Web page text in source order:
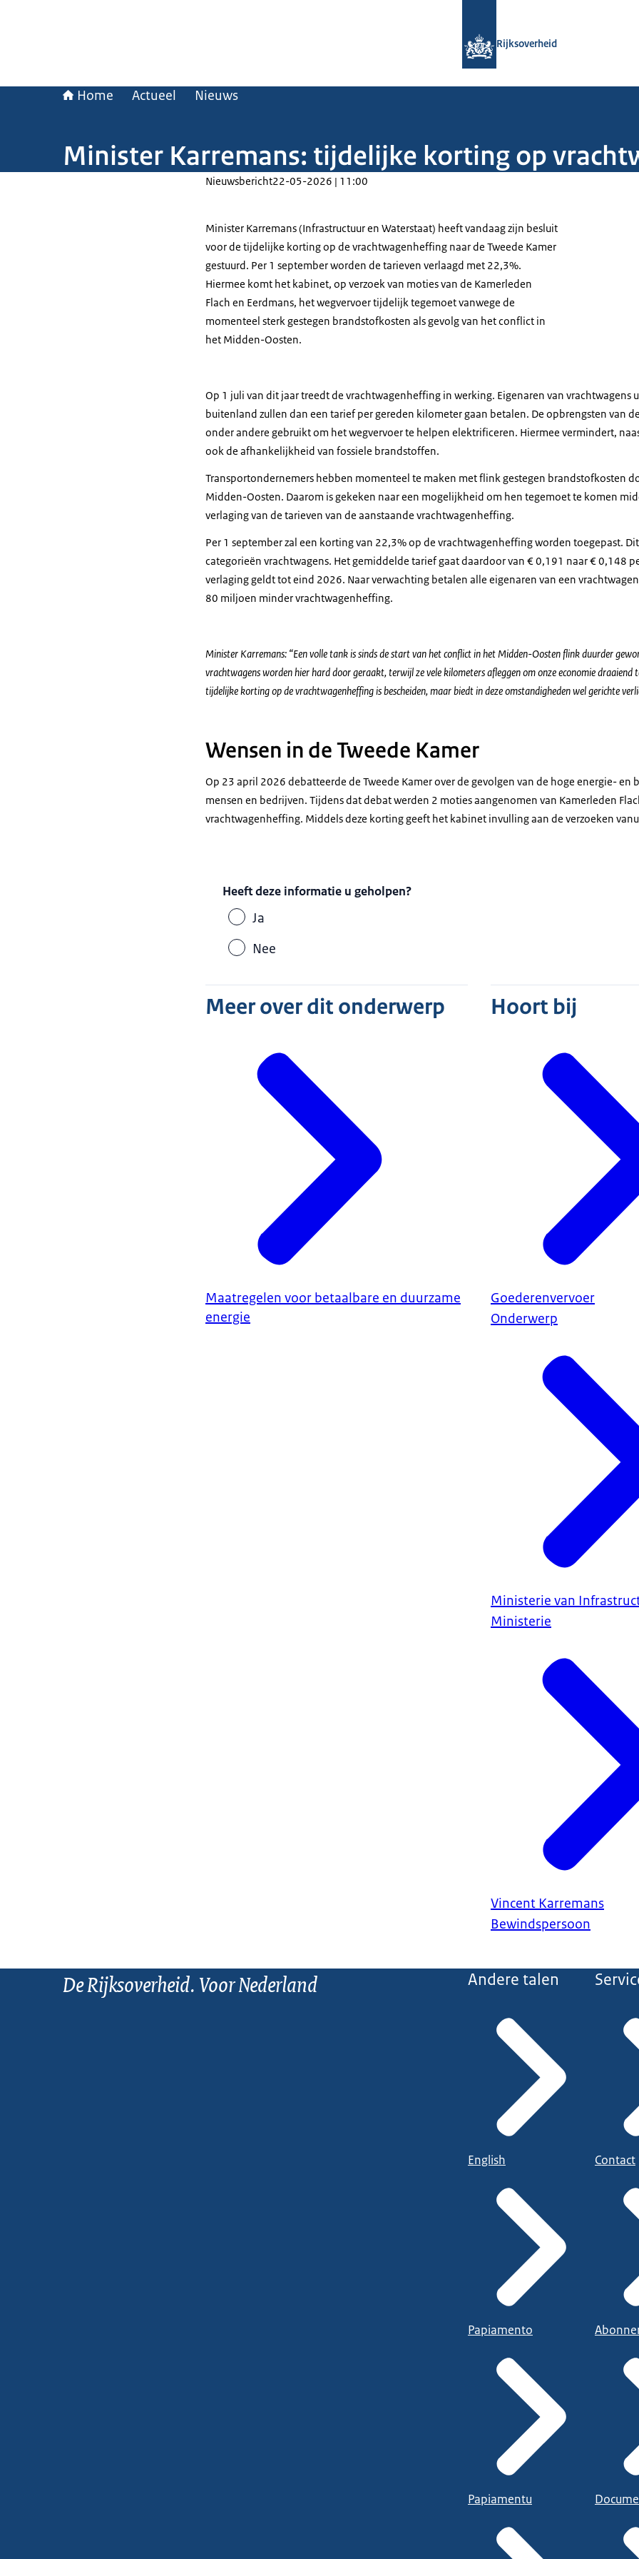
Rijksoverheid
Home Actueel Nieuws
Minister Karremans: tijdelijke korting op
Nieuwsbericht22-05-2026 | 11:00
Minister Karremans (Infrastructuur en Waterstaat) heeft vandaag zijn besluit
voor de tijdelijke korting op de vrachtwagenheffing naar de Tweede Kamer
gestuurd. Per 1 september worden de tarieven verlaagd met 22,3%.
Hiermee komt het kabinet, op verzoek van moties van de Kamerleden
Flach en Eerdmans, het wegvervoer tijdelijk tegemoet vanwege de
momenteel sterk gestegen brandstofkosten als gevolg van het conflict in
het Midden-Oosten.
Op 1 juli van dit jaar treedt de vrachtwagenheffing in werking. Eigenaren van vrachtwagens
buitenland zullen dan een tarief per gereden kilometer gaan betalen. De opbrengsten van
onder andere gebruikt om het wegvervoer te helpen elektrificeren. Hiermee vermindert,
ook de afhankelijkheid van fossiele brandstoffen.
Transportondernemers hebben momenteel te maken met flink gestegen brandstofkosten
Midden-Oosten. Daarom is gekeken naar een mogelijkheid om hen tegemoet te komen
verlaging van de tarieven van de aanstaande vrachtwagenheffing.
Per 1 september zal een korting van 22,3% op de vrachtwagenheffing worden toegepast.
categorieën vrachtwagens. Het gemiddelde tarief gaat daardoor van € 0,191 naar € 0,148
verlaging geldt tot eind 2026. Naar verwachting betalen alle eigenaren van een
80 miljoen minder vrachtwagenheffing.
Minister Karremans: “Een volle tank is sinds de start van het conflict in het Midden-Oosten flink duurder
vrachtwagens worden hier hard door geraakt, terwijl ze vele kilometers afleggen om onze economie draaiend
tijdelijke korting op de vrachtwagenheffing is bescheiden, maar biedt in deze omstandigheden wel gerichte
Wensen in de Tweede Kamer
Op 23 april 2026 debatteerde de Tweede Kamer over de gevolgen van de hoge energie- en
mensen en bedrijven. Tijdens dat debat werden 2 moties aangenomen van Kamerleden
vrachtwagenheffing. Middels deze korting geeft het kabinet invulling aan de verzoeken
Heeft deze informatie u geholpen?
Ja
Nee
Meer over dit onderwerp
Maatregelen voor betaalbare en duurzame
energie
Hoort bij
Goederenvervoer
Onderwerp
Ministerie van
Ministerie
Vincent Karremans
Bewindspersoon
De Rijksoverheid. Voor Nederland Andere talen
English
Papiamento
Papiamentu
Contact